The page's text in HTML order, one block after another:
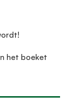
het boeket